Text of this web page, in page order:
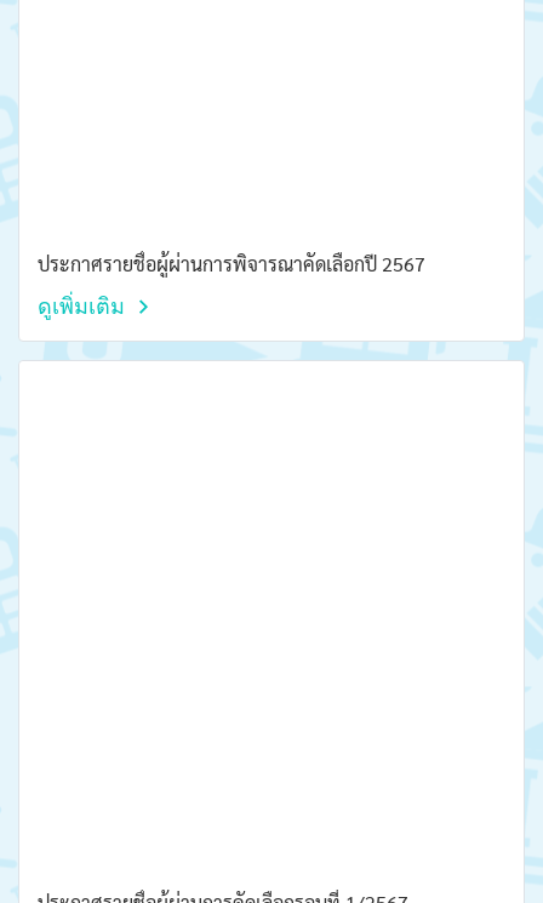
ประกาศรายชื่อผู้ผ่านการพิจารณาคัดเลือกปี 2567
ดูเพิ่มเติม